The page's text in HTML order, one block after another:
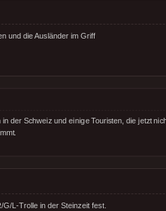
und die Ausländer im Griff
der Schweiz und einige Touristen, die jetzt
L-Trolle in der Steinzeit fest.